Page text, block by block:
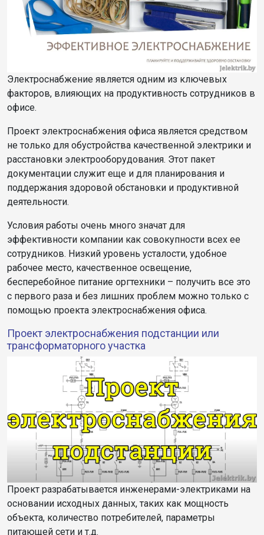
Электроснабжение является одним из ключевых
факторов, влияющих на продуктивность сотрудников в
офисе.
Проект электроснабжения офиса является средством
не только для обустройства качественной электрики и
расстановки электрооборудования. Этот пакет
документации служит еще и для планирования и
поддержания здоровой обстановки и продуктивной
деятельности.
Условия работы очень много значат для
эффективности компании как совокупности всех ее
сотрудников. Низкий уровень усталости, удобное
рабочее место, качественное освещение,
бесперебойное питание оргтехники – получить все это
с первого раза и без лишних проблем можно только с
помощью проекта электроснабжения офиса.
Проект электроснабжения подстанции или
трансформаторного участка
Проект разрабатывается инженерами-электриками на
основании исходных данных, таких как мощность
объекта, количество потребителей, параметры
питающей сети и т.д.